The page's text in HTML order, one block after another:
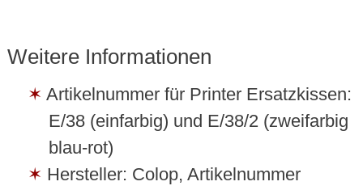
Weitere Informationen
Artikelnummer für Printer Ersatzkissen:
E/38 (einfarbig) und E/38/2 (zweifarbig
blau-rot)
Hersteller: Colop, Artikelnummer